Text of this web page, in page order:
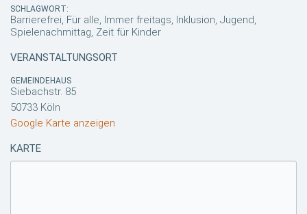
SCHLAGWORT:
Barrierefrei, Für alle, Immer freitags, Inklusion, Jugend,
Spielenachmittag, Zeit für Kinder
VERANSTALTUNGSORT
GEMEINDEHAUS
Siebachstr. 85
50733 Köln
Google Karte anzeigen
KARTE